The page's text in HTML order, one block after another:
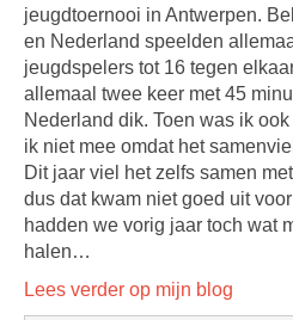
jeugdtoernooi in Antwerpen.
en Nederland speelden
jeugdspelers tot 16 tegen
allemaal twee keer met 45
Nederland dik. Toen was ik
ik niet mee omdat het
Dit jaar viel het zelfs samen
dus dat kwam niet goed uit
hadden we vorig jaar toch wat
halen…
Lees verder op mijn blog